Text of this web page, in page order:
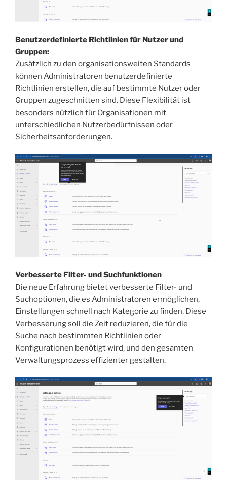
Benutzerdefinierte Richtlinien für Nutzer und
Gruppen:
Zusätzlich zu den organisationsweiten Standards
können Administratoren benutzerdefinierte
Richtlinien erstellen, die auf bestimmte Nutzer oder
Gruppen zugeschnitten sind. Diese Flexibilität ist
besonders nützlich für Organisationen mit
unterschiedlichen Nutzerbedürfnissen oder
Sicherheitsanforderungen.
Verbesserte Filter- und Suchfunktionen
Die neue Erfahrung bietet verbesserte Filter- und
Suchoptionen, die es Administratoren ermöglichen,
Einstellungen schnell nach Kategorie zu finden. Diese
Verbesserung soll die Zeit reduzieren, die für die
Suche nach bestimmten Richtlinien oder
Konfigurationen benötigt wird, und den gesamten
Verwaltungsprozess effizienter gestalten.